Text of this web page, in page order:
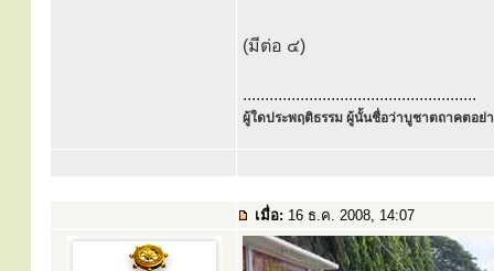
(มีต่อ ๔)
.....................................................
ผู้ใดประพฤติธรรม ผู้นั้นชื่อว่าบูชาตถาคตอย่า
เมื่อ: 16 ธ.ค. 2008, 14:07